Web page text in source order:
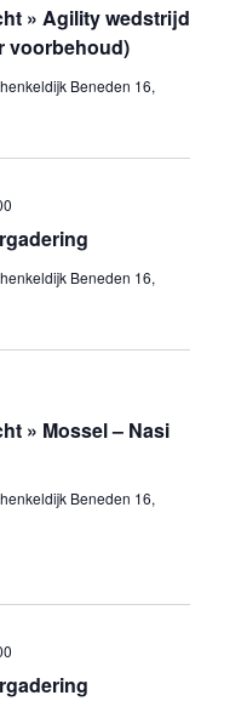
» Agility wedstrijd
voorbehoud)
Beneden 16,
Beneden 16,
» Mossel – Nasi
Beneden 16,